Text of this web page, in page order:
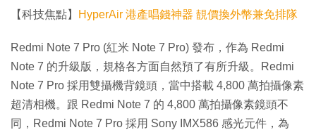
【科技焦點】 HyperAir 港產唱錢神器 靚價換外幣兼免排隊
Redmi Note 7 Pro (紅米 Note 7 Pro) 發布，作為 Redmi
Note 7 的升級版，規格各方面自然預了有所升級。Redmi
Note 7 Pro 採用雙攝機背鏡頭，當中搭載 4,800 萬拍攝像素
超清相機。跟 Redmi Note 7 的 4,800 萬拍攝像素鏡頭不
同，Redmi Note 7 Pro 採用 Sony IMX586 感光元件，為